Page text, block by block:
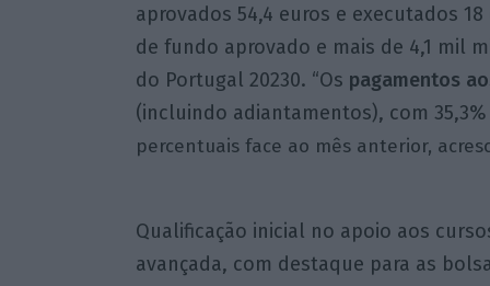
aprovados 54,4 euros e executados
de fundo aprovado e mais de 4,1 mil
do Portugal 20230. “Os pagamentos
(incluindo adiantamentos), com
percentuais face ao mês anterior,
Qualificação inicial no apoio aos
avançada, com destaque para as